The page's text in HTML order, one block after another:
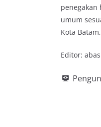
penegakan
umum
Kota
Editor: abas